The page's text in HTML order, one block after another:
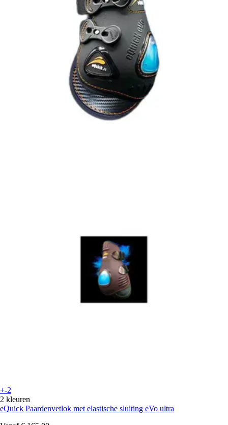
+-2
2 kleuren
eQuick Paardenvetlok met elastische sluiting eVo ultra